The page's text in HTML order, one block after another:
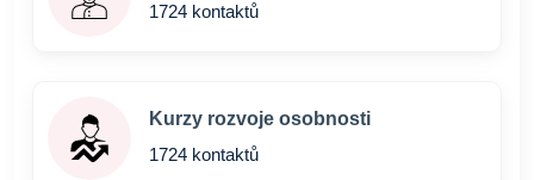
1724 kontaktů
Kurzy rozvoje osobnosti
1724 kontaktů